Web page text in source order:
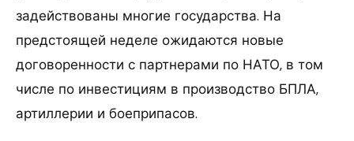
задействованы многие государства. На
предстоящей неделе ожидаются новые
договоренности с партнерами по НАТО, в том
числе по инвестициям в производство БПЛА,
артиллерии и боеприпасов.